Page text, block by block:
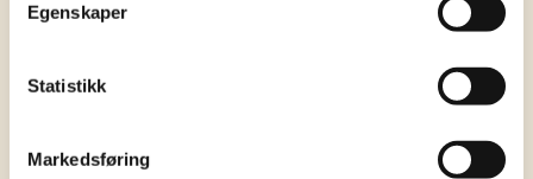
Egenskaper
Statistikk
Markedsføring
Send oss en generell søknad der du forteller om